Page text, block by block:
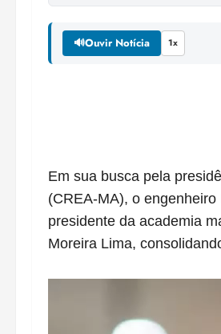
🔊Ouvir Notícia 1x
Em sua busca pela
(CREA-MA), o
presidente da academia
Moreira Lima,